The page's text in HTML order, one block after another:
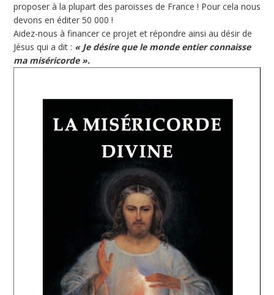
proposer à la plupart des paroisses de France ! Pour cela nous
devons en éditer 50 000 !
Aidez-nous à financer ce projet et répondre ainsi au désir de
Jésus qui a dit : « Je désire que le monde entier connaisse
ma miséricorde ».